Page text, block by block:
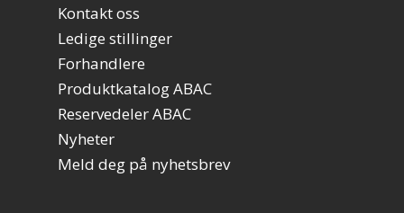
Kontakt oss
Ledige stillinger
Forhandlere
Produktkatalog ABAC
Reservedeler ABAC
Nyheter
Meld deg på nyhetsbrev